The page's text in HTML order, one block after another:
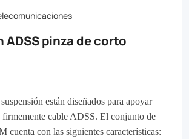
ADSS pinza de corto
están diseñados para apoyar
firmemente cable ADSS. El conjunto de
cuenta con las siguientes características: